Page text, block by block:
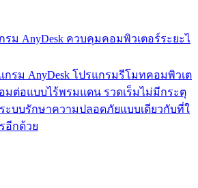
รม AnyDesk ควบคุมคอมพิวเตอร์ระยะไ
รม AnyDesk โปรแกรมรีโมทคอมพิวเต
มต่อแบบไร้พรมแดน รวดเร็มไม่มีกระตุ
บบรักษาความปลอดภัยแบบเดียวกับที่ใ
อีกด้วย